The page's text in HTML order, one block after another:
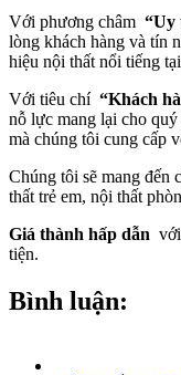
Với phương châm “Uy
lòng khách hàng và tín
hiệu nội thất nổi tiếng
Với tiêu chí “Khách
nỗ lực mang lại cho
mà chúng tôi cung cấp
Chúng tôi sẽ mang đến
thất trẻ em, nội thất
Giá thành hấp dẫn
tiện.
Bình luận: